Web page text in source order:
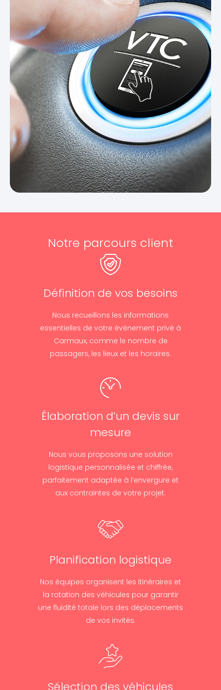
Notre parcours client
Définition de vos besoins
Nous recueillons les informations
essentielles de votre événement privé à
Carmaux, comme le nombre de
passagers, les lieux et les horaires.
Élaboration d’un devis sur
mesure
Nous vous proposons une solution
logistique personnalisée et chiffrée,
parfaitement adaptée à l’envergure et
aux contraintes de votre projet.
Planification logistique
Nos équipes organisent les itinéraires et
la rotation des véhicules pour garantir
une fluidité totale lors des déplacements
de vos invités.
Sélection des véhicules